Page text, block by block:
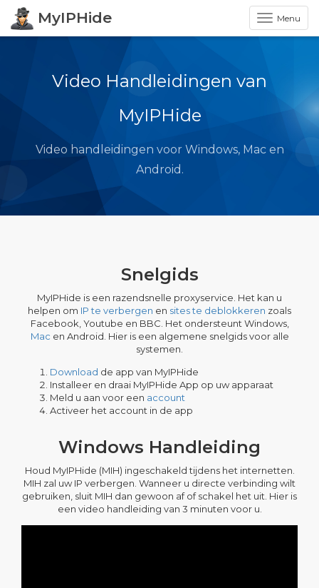
Menu
MyIPHide
Video Handleidingen van
MyIPHide
Video handleidingen voor Windows, Mac en
Android.
Snelgids
MyIPHide is een razendsnelle proxyservice. Het kan u
helpen om IP te verbergen en sites te deblokkeren zoals
Facebook, Youtube en BBC. Het ondersteunt Windows,
Mac en Android. Hier is een algemene snelgids voor alle
systemen.
Download de app van MyIPHide
Installeer en draai MyIPHide App op uw apparaat
Meld u aan voor een account
Activeer het account in de app
Windows Handleiding
Houd MyIPHide (MIH) ingeschakeld tijdens het internetten.
MIH zal uw IP verbergen. Wanneer u directe verbinding wilt
gebruiken, sluit MIH dan gewoon af of schakel het uit. Hier is
een video handleiding van 3 minuten voor u.